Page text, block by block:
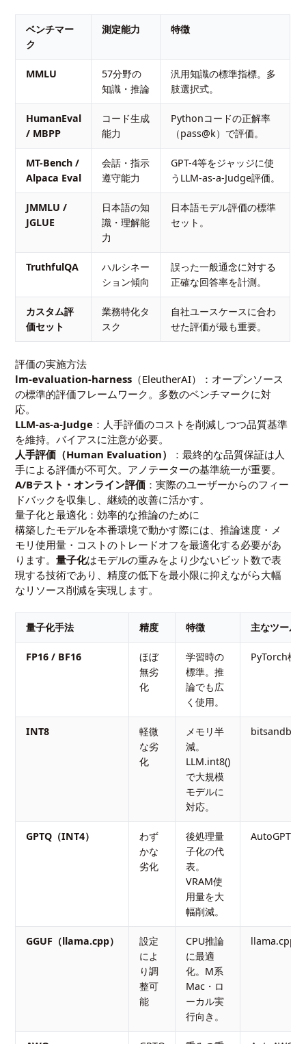
ベンチマー
ク
測定能力 特徴
MMLU
57分野の
知識・推論
汎用知識の標準指標。多
肢選択式。
HumanEval
/ MBPP
コード生成
能力
Pythonコードの正解率
（pass@k）で評価。
MT-Bench /
Alpaca Eval
会話・指示
遵守能力
GPT-4等をジャッジに使
うLLM-as-a-Judge評価。
JMMLU /
JGLUE
日本語の知
識・理解能
力
日本語モデル評価の標準
セット。
TruthfulQA
ハルシネー
ション傾向
誤った一般通念に対する
正確な回答率を計測。
カスタム評
価セット
業務特化タ
スク
自社ユースケースに合わ
せた評価が最も重要。
評価の実施方法
lm-evaluation-harness （EleutherAI）：オープンソース
の標準的評価フレームワーク。多数のベンチマークに対
応。
LLM-as-a-Judge ：人手評価のコストを削減しつつ品質基準
を維持。バイアスに注意が必要。
人手評価（Human Evaluation）
：最終的な品質保証は人
手による評価が不可欠。アノテーターの基準統一が重要。
A/Bテスト・オンライン評価 ：実際のユーザーからのフィー
ドバックを収集し、継続的改善に活かす。
量子化と最適化：効率的な推論のために
構築したモデルを本番環境で動かす際には、推論速度・メ
モリ使用量・コストのトレードオフを最適化する必要があ
ります。量子化はモデルの重みをより少ないビット数で表
現する技術であり、精度の低下を最小限に抑えながら大幅
なリソース削減を実現します。
量子化手法 精度 特徴 主なツール
FP16 / BF16
ほぼ
無劣
化
学習時の
標準。推
論でも広
く使用。
PyTorch標準
INT8
軽微
な劣
化
メモリ半
減。
LLM.int8()
で大規模
モデルに
対応。
GPTQ（INT4）
わず
かな
劣化
後処理量
子化の代
表。
VRAM使
用量を大
幅削減。
AutoGPTQ
GGUF（llama.cpp）
設定
によ
り調
整可
能
CPU推論
に最適
化。M系
Mac・ロ
ーカル実
行向き。
llama.cpp